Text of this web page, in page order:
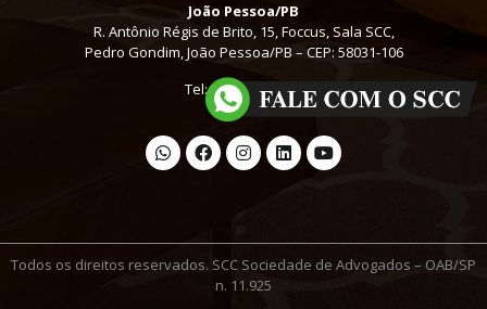
João Pessoa/PB
R. Antônio Régis de Brito, 15, Foccus, Sala SCC,
Pedro Gondim, João Pessoa/PB – CEP: 58031-106
Tel: (16) 3441-2000
Todos os direitos reservados. SCC Sociedade de Advogados – OAB/SP
n. 11.925